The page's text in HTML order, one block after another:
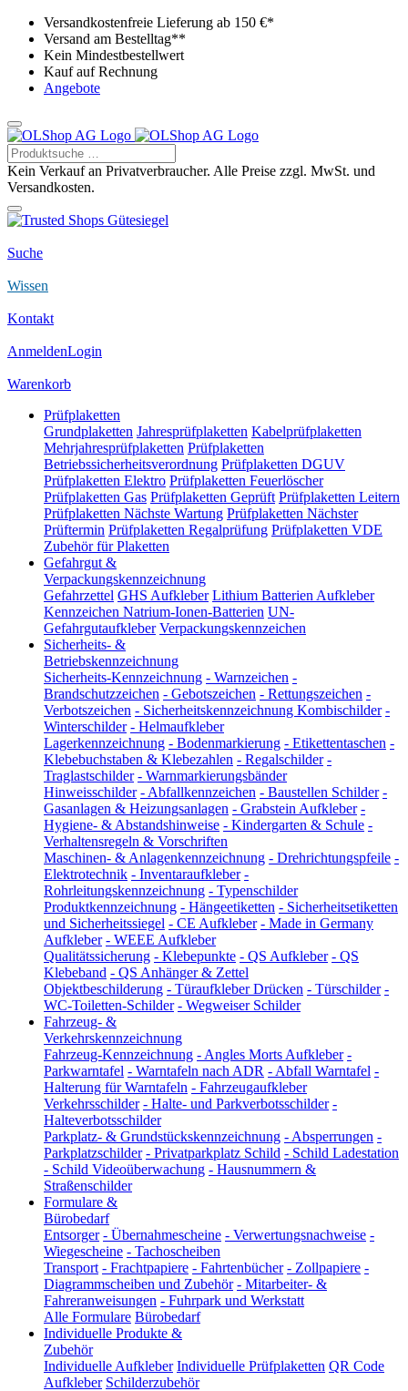
Versandkostenfreie Lieferung ab 150 €*
Versand am Bestelltag**
Kein Mindestbestellwert
Kauf auf Rechnung
Angebote
Kein Verkauf an Privatverbraucher. Alle Preise zzgl. MwSt. und
Versandkosten.
Suche
Wissen
Kontakt
AnmeldenLogin
Warenkorb
Prüfplaketten
Grundplaketten Jahresprüfplaketten Kabelprüfplaketten
Mehrjahresprüfplaketten Prüfplaketten
Betriebssicherheitsverordnung Prüfplaketten DGUV
Prüfplaketten Elektro Prüfplaketten Feuerlöscher
Prüfplaketten Gas Prüfplaketten Geprüft Prüfplaketten Leitern
Prüfplaketten Nächste Wartung Prüfplaketten Nächster
Prüftermin Prüfplaketten Regalprüfung Prüfplaketten VDE
Zubehör für Plaketten
Gefahrgut &
Verpackungskennzeichnung
Gefahrzettel GHS Aufkleber Lithium Batterien Aufkleber
Kennzeichen Natrium-Ionen-Batterien UN-
Gefahrgutaufkleber Verpackungskennzeichen
Sicherheits- &
Betriebskennzeichnung
Sicherheits-Kennzeichnung - Warnzeichen -
Brandschutzzeichen - Gebotszeichen - Rettungszeichen -
Verbotszeichen - Sicherheitskennzeichnung Kombischilder -
Winterschilder - Helmaufkleber
Lagerkennzeichnung - Bodenmarkierung - Etikettentaschen -
Klebebuchstaben & Klebezahlen - Regalschilder -
Traglastschilder - Warnmarkierungsbänder
Hinweisschilder - Abfallkennzeichen - Baustellen Schilder -
Gasanlagen & Heizungsanlagen - Grabstein Aufkleber -
Hygiene- & Abstandshinweise - Kindergarten & Schule -
Verhaltensregeln & Vorschriften
Maschinen- & Anlagenkennzeichnung - Drehrichtungspfeile -
Elektrotechnik - Inventaraufkleber -
Rohrleitungskennzeichnung - Typenschilder
Produktkennzeichnung - Hängeetiketten - Sicherheitsetiketten
und Sicherheitssiegel - CE Aufkleber - Made in Germany
Aufkleber - WEEE Aufkleber
Qualitätssicherung - Klebepunkte - QS Aufkleber - QS
Klebeband - QS Anhänger & Zettel
Objektbeschilderung - Türaufkleber Drücken - Türschilder -
WC-Toiletten-Schilder - Wegweiser Schilder
Fahrzeug- &
Verkehrskennzeichnung
Fahrzeug-Kennzeichnung - Angles Morts Aufkleber -
Parkwarntafel - Warntafeln nach ADR - Abfall Warntafel -
Halterung für Warntafeln - Fahrzeugaufkleber
Verkehrsschilder - Halte- und Parkverbotsschilder -
Halteverbotsschilder
Parkplatz- & Grundstückskennzeichnung - Absperrungen -
Parkplatzschilder - Privatparkplatz Schild - Schild Ladestation
- Schild Videoüberwachung - Hausnummern &
Straßenschilder
Formulare &
Bürobedarf
Entsorger - Übernahmescheine - Verwertungsnachweise -
Wiegescheine - Tachoscheiben
Transport - Frachtpapiere - Fahrtenbücher - Zollpapiere -
Diagrammscheiben und Zubehör - Mitarbeiter- &
Fahreranweisungen - Fuhrpark und Werkstatt
Alle Formulare Bürobedarf
Individuelle Produkte &
Zubehör
Individuelle Aufkleber Individuelle Prüfplaketten QR Code
Aufkleber Schilderzubehör